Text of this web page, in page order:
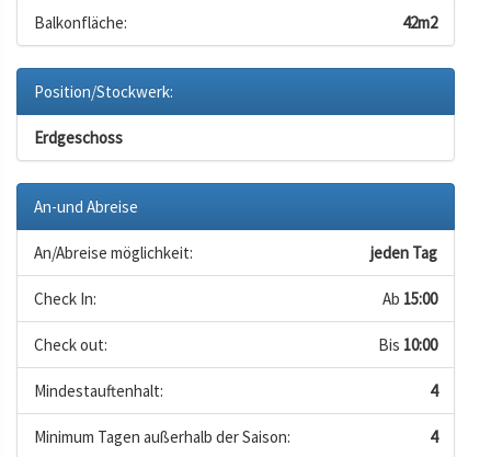
Balkonfläche: 42m2
Position/Stockwerk:
Erdgeschoss
An-und Abreise
An/Abreise möglichkeit: jeden Tag
Check In: Ab 15:00
Check out: Bis 10:00
Mindestauftenhalt: 4
Minimum Tagen außerhalb der Saison: 4